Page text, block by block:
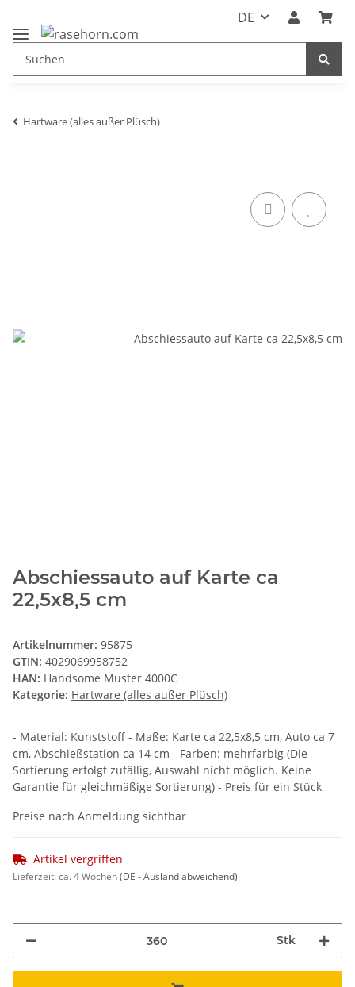
DE
Hartware (alles außer Plüsch)
Abschiessauto auf Karte ca
22,5x8,5 cm
Artikelnummer: 95875
GTIN: 4029069958752
HAN: Handsome Muster 4000C
Kategorie: Hartware (alles außer Plüsch)
- Material: Kunststoff - Maße: Karte ca 22,5x8,5 cm, Auto ca 7
cm, Abschießstation ca 14 cm - Farben: mehrfarbig (Die
Sortierung erfolgt zufällig, Auswahl nicht möglich. Keine
Garantie für gleichmäßige Sortierung) - Preis für ein Stück
Preise nach Anmeldung sichtbar
Artikel vergriffen
Lieferzeit:ca. 4 Wochen(DE - Ausland abweichend)
Stk